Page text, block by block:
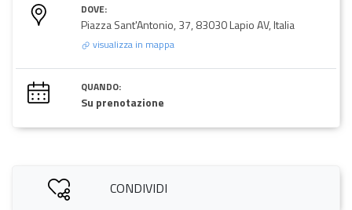
DOVE:
Piazza Sant'Antonio, 37, 83030 Lapio AV, Italia
visualizza in mappa
QUANDO:
Su prenotazione
CONDIVIDI